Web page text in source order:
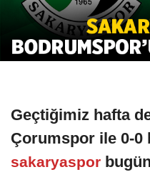
Geçtiğimiz hafta
Çorumspor ile 0-0
sakaryaspor